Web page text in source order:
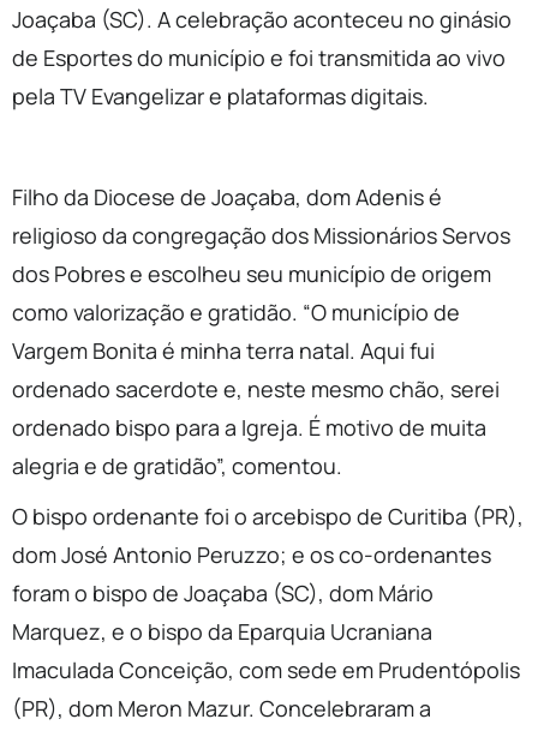
Joaçaba (SC). A celebração aconteceu no ginásio
de Esportes do município e foi transmitida ao vivo
pela TV Evangelizar e plataformas digitais.
Filho da Diocese de Joaçaba, dom Adenis é
religioso da congregação dos Missionários Servos
dos Pobres e escolheu seu município de origem
como valorização e gratidão. “O município de
Vargem Bonita é minha terra natal. Aqui fui
ordenado sacerdote e, neste mesmo chão, serei
ordenado bispo para a Igreja. É motivo de muita
alegria e de gratidão”, comentou.
O bispo ordenante foi o arcebispo de Curitiba (PR),
dom José Antonio Peruzzo; e os co-ordenantes
foram o bispo de Joaçaba (SC), dom Mário
Marquez, e o bispo da Eparquia Ucraniana
Imaculada Conceição, com sede em Prudentópolis
(PR), dom Meron Mazur. Concelebraram a